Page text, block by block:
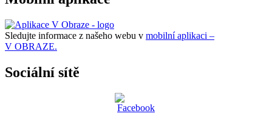
Sledujte informace z našeho webu v mobilní aplikaci –
V OBRAZE.
Sociální sítě